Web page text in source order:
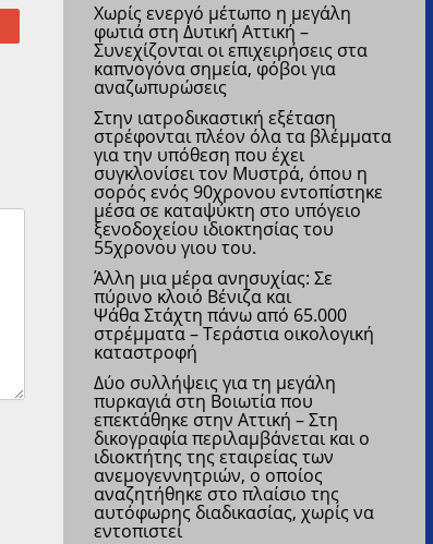
Χωρίς ενεργό μέτωπο η μεγάλη
φωτιά στη Δυτική Αττική –
Συνεχίζονται οι επιχειρήσεις στα
καπνογόνα σημεία, φόβοι για
αναζωπυρώσεις
Στην ιατροδικαστική εξέταση
στρέφονται πλέον όλα τα βλέμματα
για την υπόθεση που έχει
συγκλονίσει τον Μυστρά, όπου η
σορός ενός 90χρονου εντοπίστηκε
μέσα σε καταψύκτη στο υπόγειο
ξενοδοχείου ιδιοκτησίας του
55χρονου γιου του.
Άλλη μια μέρα ανησυχίας: Σε
πύρινο κλοιό Βένιζα και
Ψάθα Στάχτη πάνω από 65.000
στρέμματα – Τεράστια οικολογική
καταστροφή
Δύο συλλήψεις για τη μεγάλη
πυρκαγιά στη Βοιωτία που
επεκτάθηκε στην Αττική – Στη
δικογραφία περιλαμβάνεται και ο
ιδιοκτήτης της εταιρείας των
ανεμογεννητριών, ο οποίος
αναζητήθηκε στο πλαίσιο της
αυτόφωρης διαδικασίας, χωρίς να
εντοπιστεί